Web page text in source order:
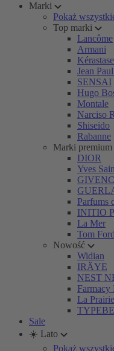
Marki
Pokaż
Top marki
Lancôme
Armani
Kérastase
Jean
SENSAI
Hugo
Montale
Narciso
Shiseido
Rabanne
Marki premium
DIOR
Yves
Parfums
INITIO
La Mer
Tom Ford
Nowość
Widian
IRÄYE
NEST
Farmacy
La Prairie
Sale
☀️ Lato
Pokaż